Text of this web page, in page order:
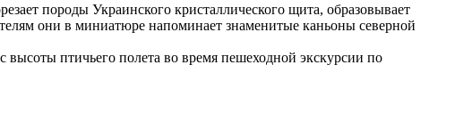
породы Украинского кристаллического щита, образовывает
они в миниатюре напоминает знаменитые каньоны северной
птичьего полета во время пешеходной экскурсии по